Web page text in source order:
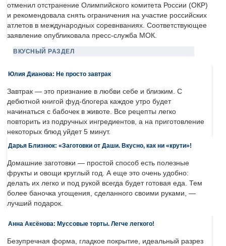
отменил отстранение Олимпийского комитета России (ОКР)
и рекомендовала снять ограничения на участие российских
атлетов в международных соревнваниях. Соответствующее
заявление опубликовала пресс-служба МОК.
ВКУСНЫЙ РАЗДЕЛ
Юлия Дианова: Не просто завтрак
Завтрак — это признание в любви себе и близким. С
дебютной книгой фуд-блогера каждое утро будет
начинаться с бабочек в животе. Все рецепты легко
повторить из подручных ингредиентов, а на приготовление
некоторых блюд уйдет 5 минут.
Дарья Близнюк: «Заготовки от Даши. Вкусно, как ни «крути»!
Домашние заготовки — простой способ есть полезные
фрукты и овощи круглый год. А еще это очень удобно:
делать их легко и под рукой всегда будет готовая еда. Тем
более баночка угощения, сделанного своими руками, —
лучший подарок.
Анна Аксёнова: Муссовые торты. Легче легкого!
Безупречная форма, гладкое покрытие, идеальный разрез